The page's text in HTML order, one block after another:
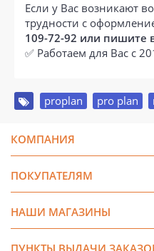
Если у Вас возникают
трудности с
109-72-92 или пишите
✅ Работаем для Вас с
proplan pro plan
КОМПАНИЯ
ПОКУПАТЕЛЯМ
НАШИ МАГАЗИНЫ